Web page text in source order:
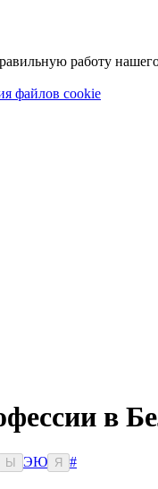
работу нашего
файлов cookie
в
Ы ЭЮ Я
#